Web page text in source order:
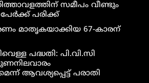
സമീപം വീണ്ടും
പരിക്ക്
മാതൃകയാക്കിയ 67-കാരന്
പദ്ധതി: പി.വി.സി
ആവശ്യപ്പെട്ട് പരാതി